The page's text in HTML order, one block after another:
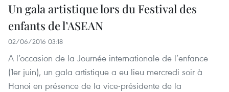
Un gala artistique lors du Festival des
enfants de l’ASEAN
02/06/2016 03:18
A l’occasion de la Journée internationale de l’enfance
(1er juin), un gala artistique a eu lieu mercredi soir à
Hanoi en présence de la vice-présidente de la